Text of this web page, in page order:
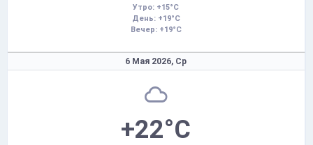
Утро: +15°C
День: +19°C
Вечер: +19°C
6 Мая 2026, Ср
+22°C